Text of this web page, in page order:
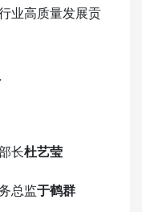
业高质量发展贡
长杜艺莹
总监于鹤群